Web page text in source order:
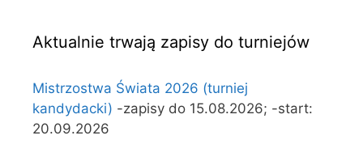
Aktualnie trwają zapisy do turniejów
Mistrzostwa Świata 2026 (turniej
kandydacki) -zapisy do 15.08.2026; -start:
20.09.2026